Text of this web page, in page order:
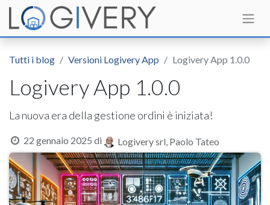
Tutti i blog Versioni Logivery App Logivery App 1.0.0
Logivery App 1.0.0
La nuova era della gestione ordini è iniziata!
22 gennaio 2025 di Logivery srl, Paolo Tateo